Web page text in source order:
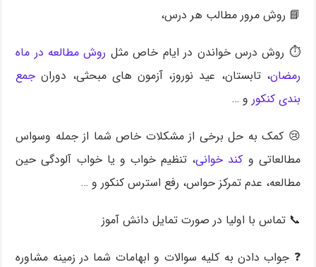
📘 روش مرور مطالب هر درس،
⏱ روش درس خواندن در ایام خاص مثل روش مطالعه در ماه
رمضان، تابستان، عید نوروز، آزمون های مبحثی، دوران جمع
بندی کنکور و …
😢 کمک به حل برخی از مشکلات خاص شما از جمله وسواس
مطالعاتی و کند خوانی، تنظیم خواب و یا خواب آلودگی حین
مطالعه، عدم تمرکز حواس، رفع استرس کنکور و …
📞 تماس با اولیا در صورت تمایل دانش آموز
❓ جواب دادن به کلیه سوالات و ابهامات شما در زمینه مشاوره